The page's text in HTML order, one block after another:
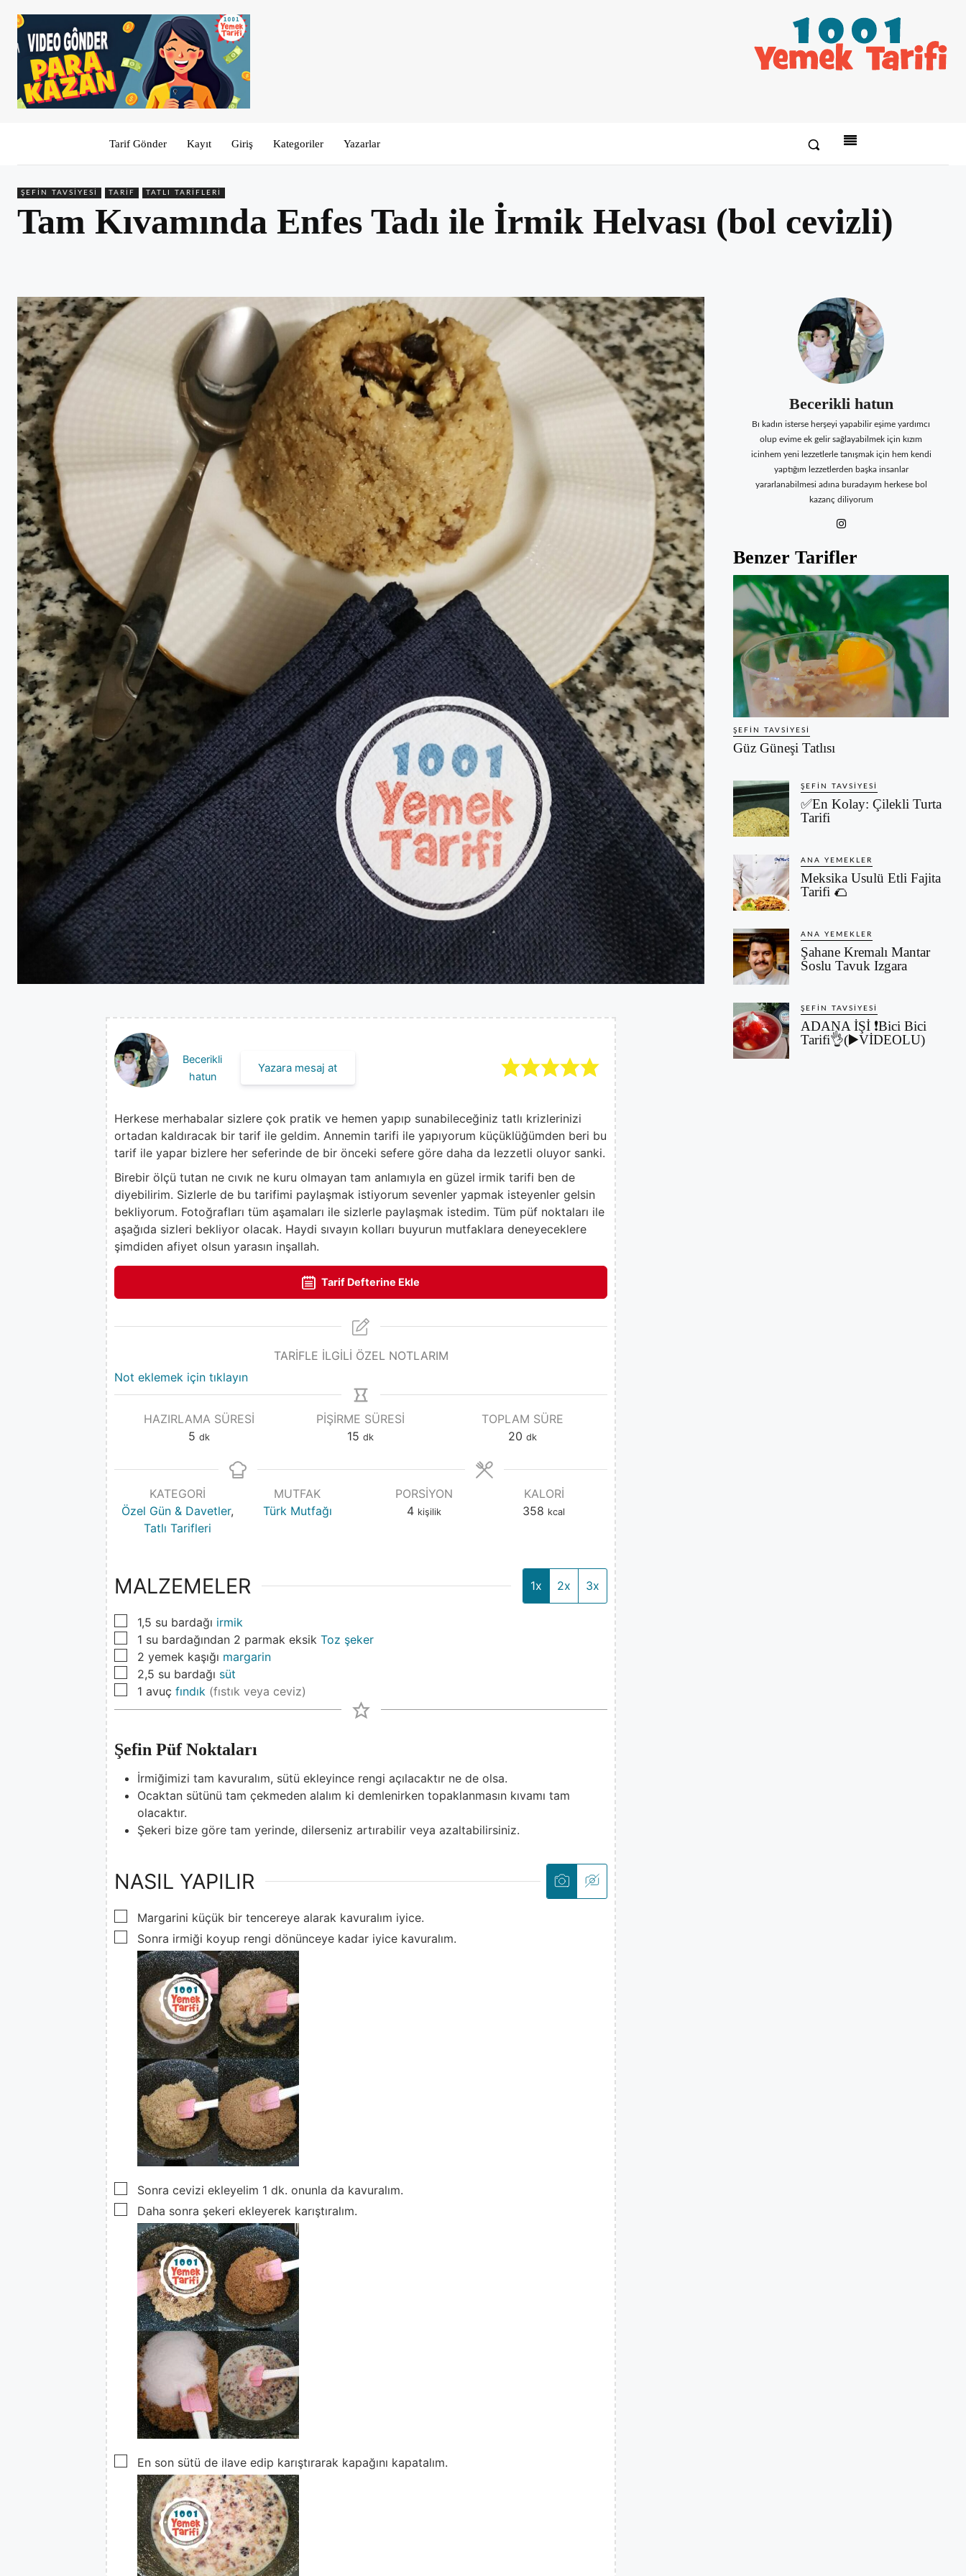
Tarif Gönder Kayıt Giriş Kategoriler Yazarlar
ŞEFIN TAVSIYESI TARIF TATLI TARIFLERI
Tam Kıvamında Enfes Tadı ile İrmik Helvası (bol cevizli)
Becerikli
hatun
Yazara mesaj at
Herkese merhabalar sizlere çok pratik ve hemen yapıp sunabileceğiniz tatlı krizlerinizi
ortadan kaldıracak bir tarif ile geldim. Annemin tarifi ile yapıyorum küçüklüğümden beri bu
tarif ile yapar bizlere her seferinde de bir önceki sefere göre daha da lezzetli oluyor sanki.
Birebir ölçü tutan ne cıvık ne kuru olmayan tam anlamıyla en güzel irmik tarifi ben de
diyebilirim. Sizlerle de bu tarifimi paylaşmak istiyorum sevenler yapmak isteyenler gelsin
bekliyorum. Fotoğrafları tüm aşamaları ile sizlerle paylaşmak istedim. Tüm püf noktaları ile
aşağıda sizleri bekliyor olacak. Haydi sıvayın kolları buyurun mutfaklara deneyeceklere
şimdiden afiyet olsun yarasın inşallah.
Tarif Defterine Ekle
TARİFLE İLGİLİ ÖZEL NOTLARIM
Not eklemek için tıklayın
HAZIRLAMA SÜRESI
5 dk
PIŞIRME SÜRESI
15 dk
TOPLAM SÜRE
20 dk
KATEGORI
Özel Gün & Davetler,
Tatlı Tarifleri
MUTFAK
Türk Mutfağı
PORSIYON
4 kişilik
KALORI
358 kcal
MALZEMELER 1x 2x 3x
▢
1,5 su bardağı irmik
▢
1 su bardağından 2 parmak eksik Toz şeker
▢
2 yemek kaşığı margarin
▢
2,5 su bardağı süt
▢
1 avuç fındık (fıstık veya ceviz)
Şefin Püf Noktaları
İrmiğimizi tam kavuralım, sütü ekleyince rengi açılacaktır ne de olsa.
Ocaktan sütünü tam çekmeden alalım ki demlenirken topaklanmasın kıvamı tam
olacaktır.
Şekeri bize göre tam yerinde, dilerseniz artırabilir veya azaltabilirsiniz.
NASIL YAPILIR
▢
Margarini küçük bir tencereye alarak kavuralım iyice.
▢
Sonra irmiği koyup rengi dönünceye kadar iyice kavuralım.
▢
Sonra cevizi ekleyelim 1 dk. onunla da kavuralım.
▢
Daha sonra şekeri ekleyerek karıştıralım.
▢
En son sütü de ilave edip karıştırarak kapağını kapatalım.
Becerikli hatun
Bı kadın isterse herşeyi yapabilir eşime yardımcı
olup evime ek gelir sağlayabilmek için kızım
icinhem yeni lezzetlerle tanışmak için hem kendi
yaptığım lezzetlerden başka insanlar
yararlanabilmesi adına buradayım herkese bol
kazanç diliyorum
Benzer Tarifler
ŞEFIN TAVSIYESI
Güz Güneşi Tatlısı
ŞEFIN TAVSIYESI
✅En Kolay: Çilekli Turta
Tarifi
ANA YEMEKLER
Meksika Usulü Etli Fajita
Tarifi 🌮
ANA YEMEKLER
Şahane Kremalı Mantar
Soslu Tavuk Izgara
ŞEFIN TAVSIYESI
ADANA İŞİ ❗Bici Bici
Tarifi👌(▶️VİDEOLU)